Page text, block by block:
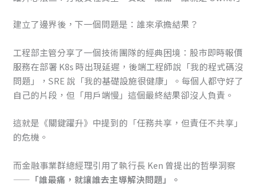
建立了邊界後，下一個問題是：誰來承擔結果？
工程部主管分享了一個技術團隊的經典困境：股市即時報價
服務在部署 K8s 時出現延遲，後端工程師說「我的程式碼沒
問題」，SRE 說「我的基礎設施很健康」。每個人都守好了
自己的片段，但「用戶端慢」這個最終結果卻沒人負責。
這就是《關鍵躍升》中提到的「任務共享，但責任不共享」
的危機。
而金融事業群總經理引用了執行長 Ken 曾提出的哲學洞察
—— 「誰最痛，就讓誰去主導解決問題」。